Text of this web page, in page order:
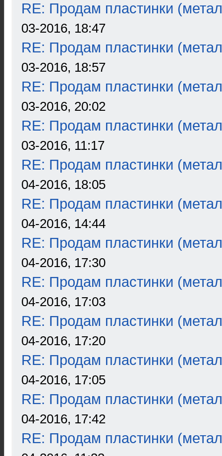
RE: Продам пластинки
03-2016, 18:47
RE: Продам пластинки
03-2016, 18:57
RE: Продам пластинки
03-2016, 20:02
RE: Продам пластинки
03-2016, 11:17
RE: Продам пластинки
04-2016, 18:05
RE: Продам пластинки
04-2016, 14:44
RE: Продам пластинки
04-2016, 17:30
RE: Продам пластинки
04-2016, 17:03
RE: Продам пластинки
04-2016, 17:20
RE: Продам пластинки
04-2016, 17:05
RE: Продам пластинки
04-2016, 17:42
RE: Продам пластинки